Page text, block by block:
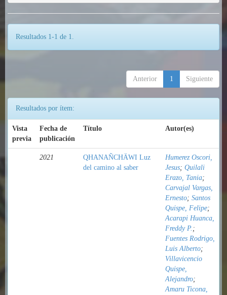
Resultados 1-1 de 1.
Anterior 1 Siguiente
Resultados por ítem:
Vista
previa
Fecha de
publicación
Título Autor(es)
2021
QHANAÑCHÄWI Luz
del camino al saber
Humerez Oscori,
Jesus; Quilali
Erazo, Tania;
Carvajal Vargas,
Ernesto; Santos
Quispe, Felipe;
Acarapi Huanca,
Freddy P. ;
Fuentes Rodrigo,
Luis Alberto;
Villavicencio
Quispe,
Alejandro;
Amaru Ticona,